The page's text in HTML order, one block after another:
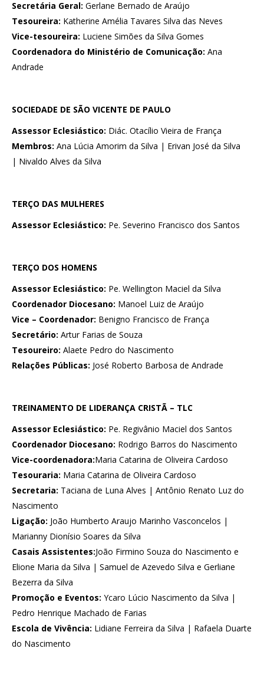
Secretária Geral: Gerlane Bernado de Araújo
Tesoureira: Katherine Amélia Tavares Silva das Neves
Vice-tesoureira: Luciene Simões da Silva Gomes
Coordenadora do Ministério de Comunicação: Ana
Andrade
SOCIEDADE DE SÃO VICENTE DE PAULO
Assessor Eclesiástico: Diác. Otacílio Vieira de França
Membros: Ana Lúcia Amorim da Silva | Erivan José da Silva
| Nivaldo Alves da Silva
TERÇO DAS MULHERES
Assessor Eclesiástico: Pe. Severino Francisco dos Santos
TERÇO DOS HOMENS
Assessor Eclesiástico: Pe. Wellington Maciel da Silva
Coordenador Diocesano: Manoel Luiz de Araújo
Vice – Coordenador: Benigno Francisco de França
Secretário: Artur Farias de Souza
Tesoureiro: Alaete Pedro do Nascimento
Relações Públicas: José Roberto Barbosa de Andrade
TREINAMENTO DE LIDERANÇA CRISTÃ – TLC
Assessor Eclesiástico: Pe. Regivânio Maciel dos Santos
Coordenador Diocesano: Rodrigo Barros do Nascimento
Vice-coordenadora:Maria Catarina de Oliveira Cardoso
Tesouraria: Maria Catarina de Oliveira Cardoso
Secretaria: Taciana de Luna Alves | Antônio Renato Luz do
Nascimento
Ligação: João Humberto Araujo Marinho Vasconcelos |
Marianny Dionísio Soares da Silva
Casais Assistentes:João Firmino Souza do Nascimento e
Elione Maria da Silva | Samuel de Azevedo Silva e Gerliane
Bezerra da Silva
Promoção e Eventos: Ycaro Lúcio Nascimento da Silva |
Pedro Henrique Machado de Farias
Escola de Vivência: Lidiane Ferreira da Silva | Rafaela Duarte
do Nascimento